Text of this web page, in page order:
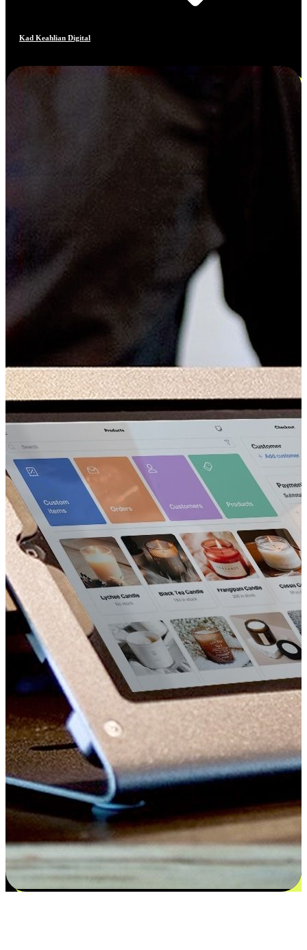
Kad Keahlian Digital